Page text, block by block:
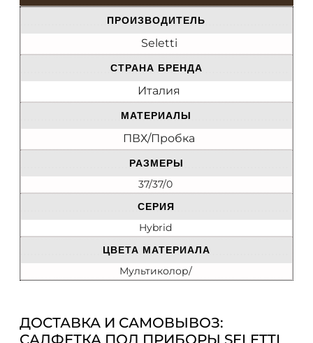
ПРОИЗВОДИТЕЛЬ
Seletti
СТРАНА БРЕНДА
Италия
МАТЕРИАЛЫ
ПВХ/Пробка
РАЗМЕРЫ
37/37/0
СЕРИЯ
Hybrid
ЦВЕТА МАТЕРИАЛА
Мультиколор/
ДОСТАВКА И САМОВЫВОЗ: